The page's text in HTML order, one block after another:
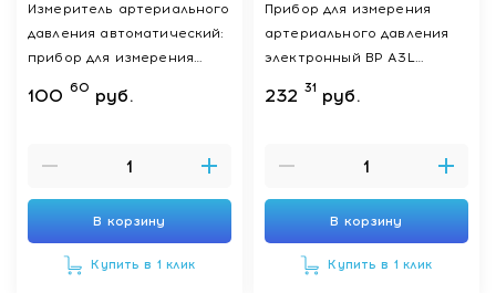
Измеритель артериального
давления автоматический:
прибор для измерения
кровяного давления в
плечевой артерии BM 23 c
100 60 руб.
В корзину
Купить в 1 клик
Прибор для измерения
артериального давления
электронный BP A3L
Comfort
232 31 руб.
В корзину
Купить в 1 клик